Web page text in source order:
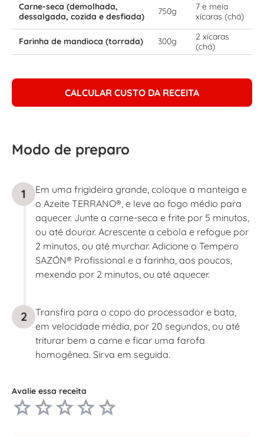
Carne-seca (demolhada,
dessalgada, cozida e desfiada)
750g
7 e meia
xícaras (chá)
Farinha de mandioca (torrada) 300g
2 xícaras
(chá)
CALCULAR CUSTO DA RECEITA
Modo de preparo
1
Em uma frigideira grande, coloque a manteiga e
o Azeite TERRANO®, e leve ao fogo médio para
aquecer. Junte a carne-seca e frite por 5 minutos,
ou até dourar. Acrescente a cebola e refogue por
2 minutos, ou até murchar. Adicione o Tempero
SAZÓN® Profissional e a farinha, aos poucos,
mexendo por 2 minutos, ou até aquecer.
2
Transfira para o copo do processador e bata,
em velocidade média, por 20 segundos, ou até
triturar bem a carne e ficar uma farofa
homogênea. Sirva em seguida.
Avalie essa receita